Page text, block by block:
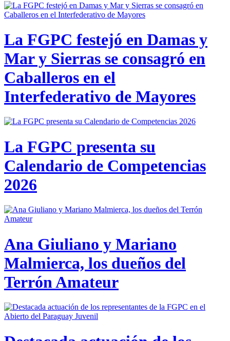
La FGPC festejó en Damas y
Mar y Sierras se consagró en
Caballeros en el
Interfederativo de Mayores
La FGPC presenta su
Calendario de Competencias
2026
Ana Giuliano y Mariano
Malmierca, los dueños del
Terrón Amateur